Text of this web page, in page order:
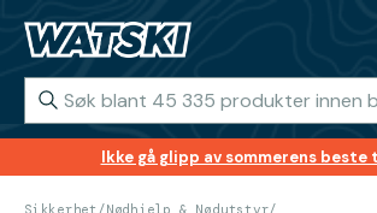
Ikke gå glipp av sommerens
Sikkerhet /Nødhjelp & Nødutstyr/